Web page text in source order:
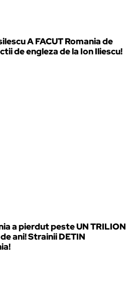
A FACUT Romania de
de engleza de la Ion Iliescu!
a pierdut peste UN TRILION
ani! Strainii DETIN